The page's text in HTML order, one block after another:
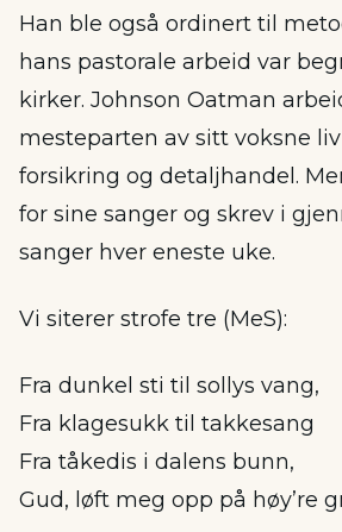
Han ble også ordinert til
hans pastorale arbeid var
kirker. Johnson Oatman
mesteparten av sitt voksne
forsikring og detaljhandel.
for sine sanger og skrev i
sanger hver eneste uke.
Vi siterer strofe tre (MeS):
Fra dunkel sti til sollys vang,
Fra klagesukk til takkesang
Fra tåkedis i dalens bunn,
Gud, løft meg opp på høy’re